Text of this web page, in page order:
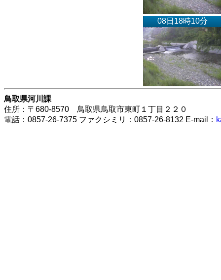
08日18時10分
鳥取県河川課
住所：〒680-8570 鳥取県鳥取市東町１丁目２２０
電話：0857-26-7375 ファクシミリ：0857-26-8132 E-mail：